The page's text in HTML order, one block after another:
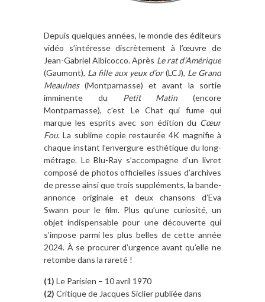
Depuis quelques années, le monde des éditeurs
vidéo s’intéresse discrètement à l’œuvre de
Jean-Gabriel Albicocco. Après Le rat d’Amérique
(Gaumont), La fille aux yeux d’or(LCJ), Le Grand
Meaulnes(Montparnasse) et avant la sortie
imminente du Petit Matin(encore
Montparnasse), c’est Le Chat qui fume qui
marque les esprits avec son édition du Cœur
Fou. La sublime copie restaurée 4K magnifie à
chaque instant l’envergure esthétique du long-
métrage. Le Blu-Ray s’accompagne d’un livret
composé de photos officielles issues d’archives
de presse ainsi que trois suppléments, la bande-
annonce originale et deux chansons d’Eva
Swann pour le film. Plus qu’une curiosité, un
objet indispensable pour une découverte qui
s’impose parmi les plus belles de cette année
2024. À se procurer d’urgence avant qu’elle ne
retombe dans la rareté !
(1) Le Parisien – 10 avril 1970
(2) Critique de Jacques Siclier publiée dans